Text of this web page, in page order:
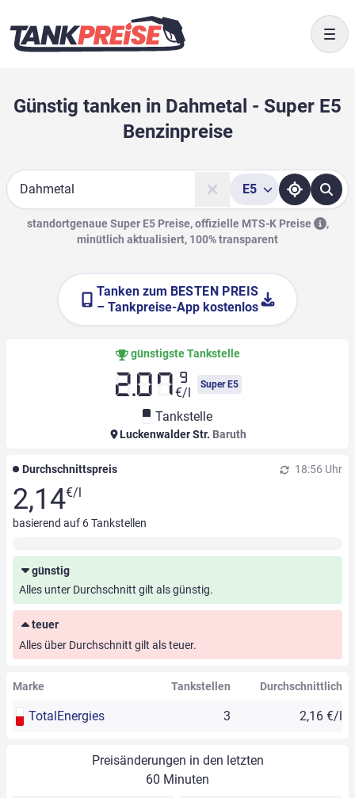
Günstig tanken in Dahmetal - Super E5
Benzinpreise
Suche
E5
standortgenaue Super E5 Preise, offizielle MTS-K Preise
,
minütlich aktualisiert, 100% transparent
Tanken zum BESTEN PREIS
– Tankpreise-App kostenlos
günstigste Tankstelle
2.07 9
€/l
Super E5
Tankstelle
Luckenwalder Str. Baruth
Durchschnittspreis 18:56 Uhr
2,14€/l
basierend auf 6Tankstellen
günstig
Alles unter Durchschnitt gilt als günstig.
teuer
Alles über Durchschnitt gilt als teuer.
Marke Tankstellen Durchschnittlich
TotalEnergies 3 2,16 €/l
Preisänderungen in den letzten
60 Minuten